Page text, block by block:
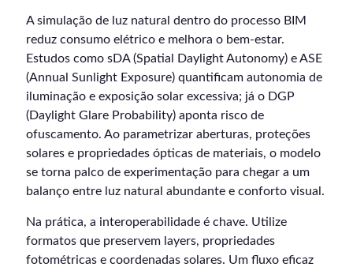
A simulação de luz natural dentro do processo BIM
reduz consumo elétrico e melhora o bem-estar.
Estudos como sDA (Spatial Daylight Autonomy) e ASE
(Annual Sunlight Exposure) quantificam autonomia de
iluminação e exposição solar excessiva; já o DGP
(Daylight Glare Probability) aponta risco de
ofuscamento. Ao parametrizar aberturas, proteções
solares e propriedades ópticas de materiais, o modelo
se torna palco de experimentação para chegar a um
balanço entre luz natural abundante e conforto visual.
Na prática, a interoperabilidade é chave. Utilize
formatos que preservem layers, propriedades
fotométricas e coordenadas solares. Um fluxo eficaz